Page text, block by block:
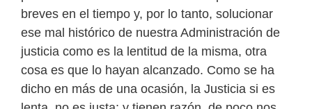
breves en el tiempo y, por lo tanto, solucionar
ese mal histórico de nuestra Administración de
justicia como es la lentitud de la misma, otra
cosa es que lo hayan alcanzado. Como se ha
dicho en más de una ocasión, la Justicia si es